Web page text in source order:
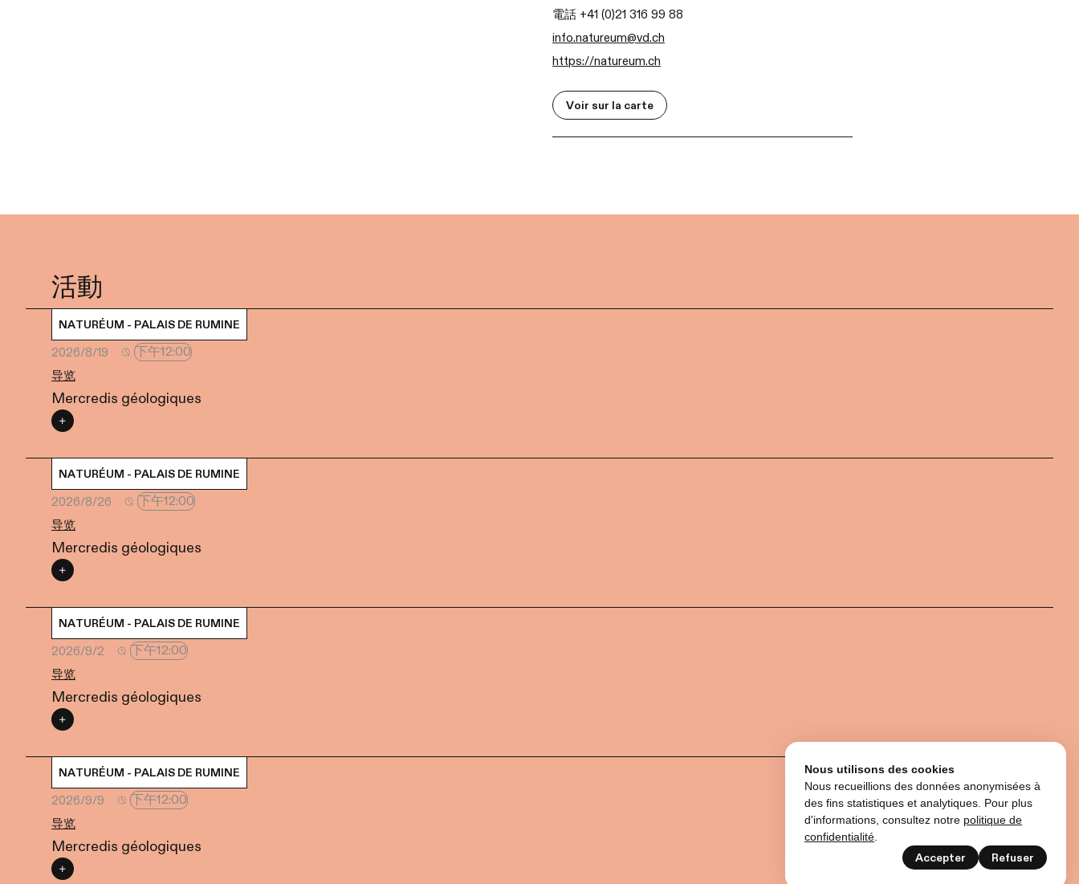
電話 +41 (0)21 316 99 88
info.natureum@vd.ch
https://natureum.ch
Voir sur la carte
活動
NATURÉUM - PALAIS DE RUMINE
2026/8/19 下午12:00
导览
Mercredis géologiques
NATURÉUM - PALAIS DE RUMINE
2026/8/26 下午12:00
导览
Mercredis géologiques
NATURÉUM - PALAIS DE RUMINE
2026/9/2 下午12:00
导览
Mercredis géologiques
NATURÉUM - PALAIS DE RUMINE
2026/9/9 下午12:00
导览
Mercredis géologiques
Nous utilisons des cookies
Nous recueillions des données anonymisées à
des fins statistiques et analytiques. Pour plus
d'informations, consultez notre politique de
confidentialité
Accepter Refuser